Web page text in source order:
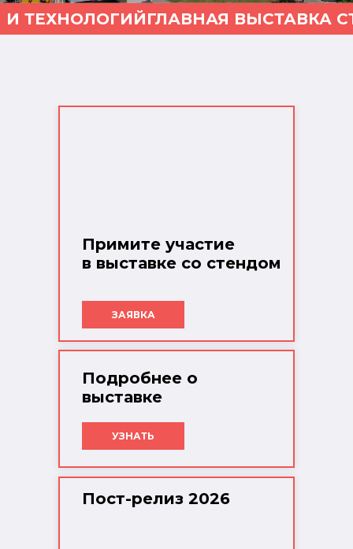
И ТЕХНОЛОГИЙГЛАВНАЯ ВЫСТАВКА
Примите участие
в выставке со стендом
Пост-релиз 2026
ЗАЯВКА
Подробнее о
выставке
УЗНАТЬ